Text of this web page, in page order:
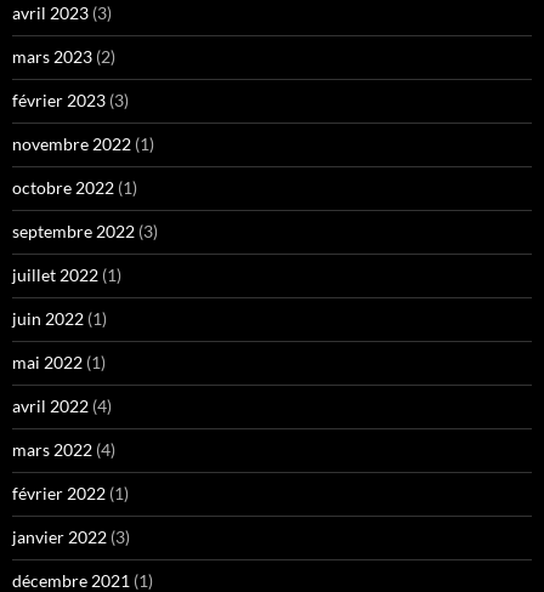
avril 2023 (3)
mars 2023 (2)
février 2023 (3)
novembre 2022 (1)
octobre 2022 (1)
septembre 2022 (3)
juillet 2022 (1)
juin 2022 (1)
mai 2022 (1)
avril 2022 (4)
mars 2022 (4)
février 2022 (1)
janvier 2022 (3)
décembre 2021 (1)